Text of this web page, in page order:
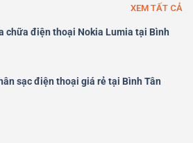
XEM TẤT CẢ
chữa điện thoại Nokia Lumia tại Bình
sạc điện thoại giá rẻ tại Bình Tân